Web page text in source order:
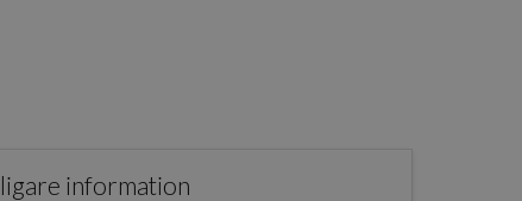
information